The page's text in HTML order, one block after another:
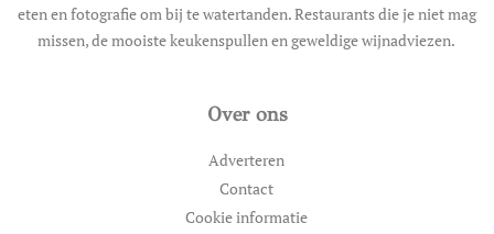
eten en fotografie om bij te watertanden. Restaurants die je niet mag
missen, de mooiste keukenspullen en geweldige wijnadviezen.
Over ons
Adverteren
Contact
Cookie informatie